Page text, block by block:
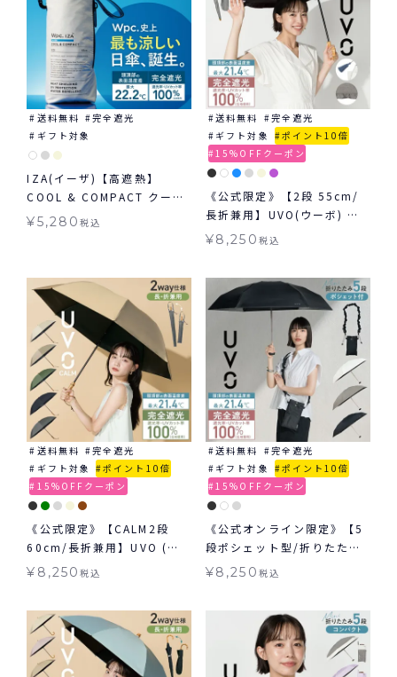
送料無料
完全遮光
ギフト対象
IZA(イーザ)【高遮熱】
COOL & COMPACT クール
&コンパクト 日傘 折りたた
¥5,280税込
送料無料
完全遮光
ギフト対象
ポイント10倍
15%OFFクーポン
《公式限定》【2段 55cm/
長折兼用】UVO(ウーボ) 最
強の日傘 2way 折りたたみ
¥8,250 税込
送料無料
完全遮光
ギフト対象
ポイント10倍
15%OFFクーポン
《公式限定》【CALM2段
60cm/長折兼用】UVO (ウ
ーボ) 最強の日傘 無地 ミニ
¥ 8,250税込
送料無料
完全遮光
ギフト対象
ポイント10倍
15%OFFクーポン
《公式オンライン限定》【5
段ポシェット型/折りたた
み】UVO(ウーボ) 最強の日
たみ 晴雨兼用 ギフト対象 ≪
送料無料≫
¥8,250 税込